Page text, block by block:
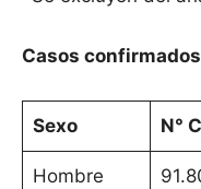
Casos
Sexo N°
Hombre